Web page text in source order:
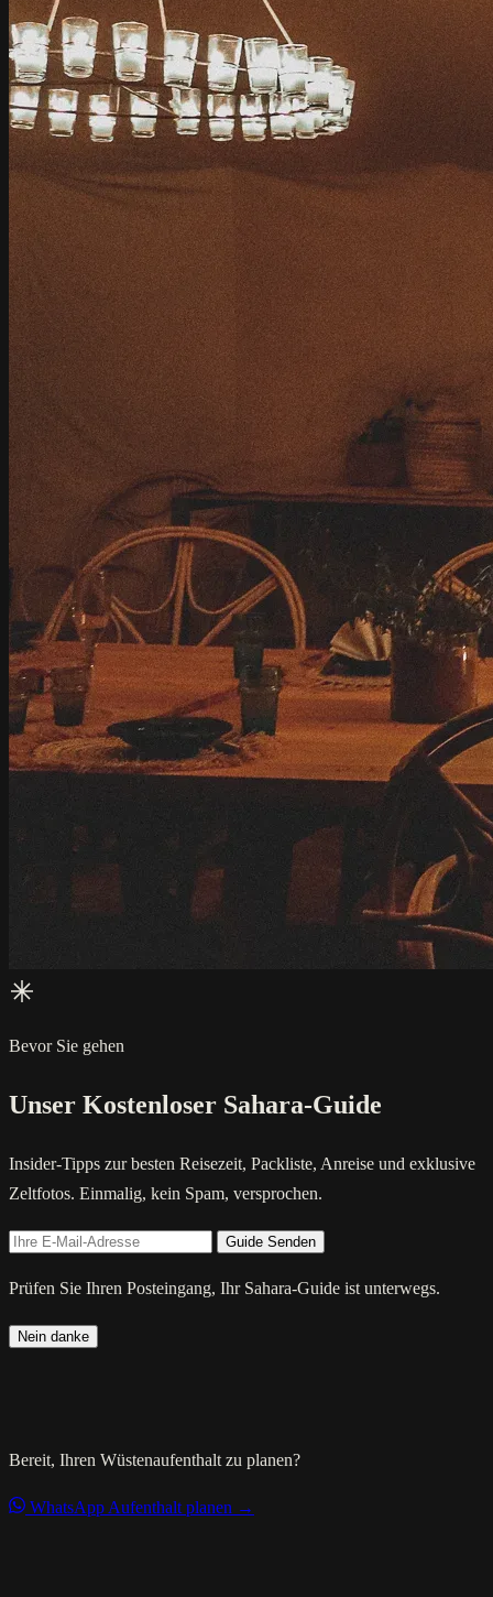
Bevor Sie gehen
Unser Kostenloser Sahara-Guide
Insider-Tipps zur besten Reisezeit, Packliste, Anreise und exklusive
Zeltfotos. Einmalig, kein Spam, versprochen.
Guide Senden
Prüfen Sie Ihren Posteingang, Ihr Sahara-Guide ist unterwegs.
Nein danke
Bereit, Ihren Wüstenaufenthalt zu planen?
WhatsApp Aufenthalt planen →